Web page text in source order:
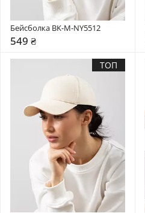
Бейсболка BK-M-NY5512
549 ₴
ТОП